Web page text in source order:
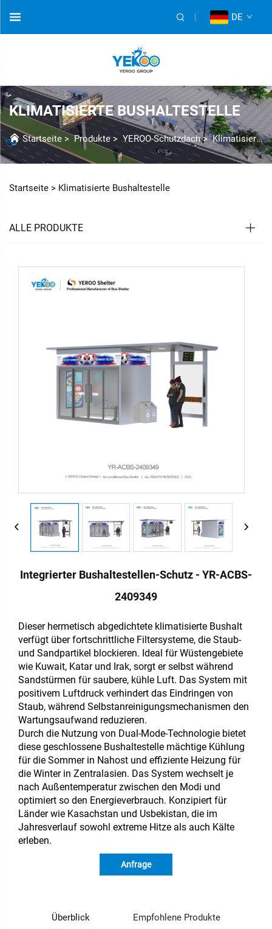
DE
KLIMATISIERTE BUSHALTESTELLE
Startseite >Produkte>YEROO-Schutzdach>Klimatisierte Buswartehalle
Startseite > Klimatisierte Bushaltestelle
ALLE PRODUKTE
Integrierter Bushaltestellen-Schutz - YR-ACBS-
2409349
Dieser hermetisch abgedichtete klimatisierte Bushalt
verfügt über fortschrittliche Filtersysteme, die Staub-
und Sandpartikel blockieren. Ideal für Wüstengebiete
wie Kuwait, Katar und Irak, sorgt er selbst während
Sandstürmen für saubere, kühle Luft. Das System mit
positivem Luftdruck verhindert das Eindringen von
Staub, während Selbstanreinigungsmechanismen den
Wartungsaufwand reduzieren.
Durch die Nutzung von Dual-Mode-Technologie bietet
diese geschlossene Bushaltestelle mächtige Kühlung
für die Sommer in Nahost und effiziente Heizung für
die Winter in Zentralasien. Das System wechselt je
nach Außentemperatur zwischen den Modi und
optimiert so den Energieverbrauch. Konzipiert für
Länder wie Kasachstan und Usbekistan, die im
Jahresverlauf sowohl extreme Hitze als auch Kälte
erleben.
Anfrage
Überblick Empfohlene Produkte